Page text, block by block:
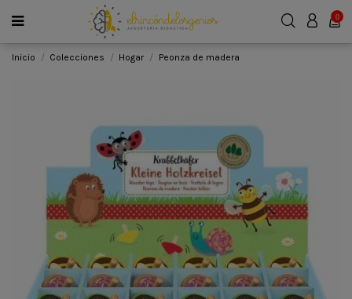
0
Inicio Colecciones Hogar Peonza de madera